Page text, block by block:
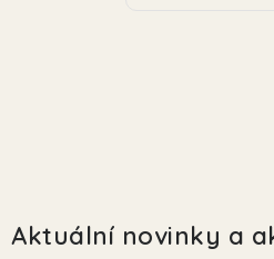
Aktuální novinky a